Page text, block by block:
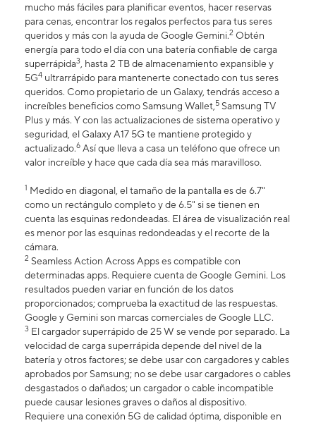
mucho más fáciles para planificar eventos, hacer reservas
para cenas, encontrar los regalos perfectos para tus seres
queridos y más con la ayuda de Google Gemini.2 Obtén
energía para todo el día con una batería confiable de carga
superrápida3, hasta 2 TB de almacenamiento expansible y
5G4 ultrarrápido para mantenerte conectado con tus seres
queridos. Como propietario de un Galaxy, tendrás acceso a
increíbles beneficios como Samsung Wallet,5 Samsung TV
Plus y más. Y con las actualizaciones de sistema operativo y
seguridad, el Galaxy A17 5G te mantiene protegido y
actualizado.6 Así que lleva a casa un teléfono que ofrece un
valor increíble y hace que cada día sea más maravilloso.
1 Medido en diagonal, el tamaño de la pantalla es de 6.7"
como un rectángulo completo y de 6.5" si se tienen en
cuenta las esquinas redondeadas. El área de visualización real
es menor por las esquinas redondeadas y el recorte de la
cámara.
2 Seamless Action Across Apps es compatible con
determinadas apps. Requiere cuenta de Google Gemini. Los
resultados pueden variar en función de los datos
proporcionados; comprueba la exactitud de las respuestas.
Google y Gemini son marcas comerciales de Google LLC.
3 El cargador superrápido de 25 W se vende por separado. La
velocidad de carga superrápida depende del nivel de la
batería y otros factores; se debe usar con cargadores y cables
aprobados por Samsung; no se debe usar cargadores o cables
desgastados o dañados; un cargador o cable incompatible
puede causar lesiones graves o daños al dispositivo.
Requiere una conexión 5G de calidad óptima, disponible en